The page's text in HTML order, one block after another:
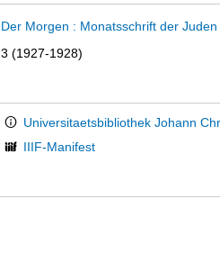
Der Morgen : Monatsschrift der
3 (1927-1928)
Universitaetsbibliothek Johann
IIIF-Manifest